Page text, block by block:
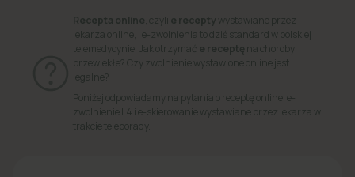
Recepta online , czyli e recepty wystawiane przez
lekarza online, i e-zwolnienia to dziś standard w polskiej
telemedycynie. Jak otrzymać e receptę na choroby
przewlekłe? Czy zwolnienie wystawione online jest
legalne?
Poniżej odpowiadamy na pytania o receptę online, e-
zwolnienie L4 i e-skierowanie wystawiane przez lekarza w
trakcie teleporady.